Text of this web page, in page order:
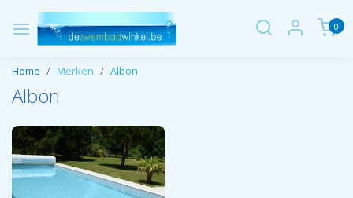
0
Home Merken Albon
Albon